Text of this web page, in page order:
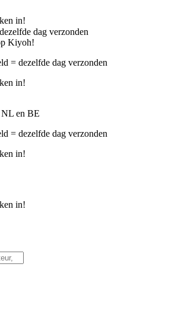
in!
dag verzonden
Kiyoh!
= dezelfde dag verzonden
in!
NL en BE
= dezelfde dag verzonden
in!
in!